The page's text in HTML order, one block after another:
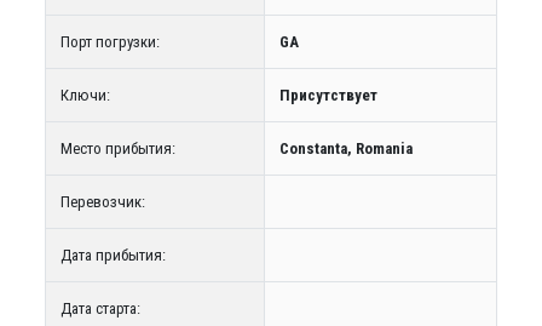
Порт погрузки: GA
Ключи: Присутствует
Место прибытия: Constanta, Romania
Перевозчик:
Дата прибытия:
Дата старта: